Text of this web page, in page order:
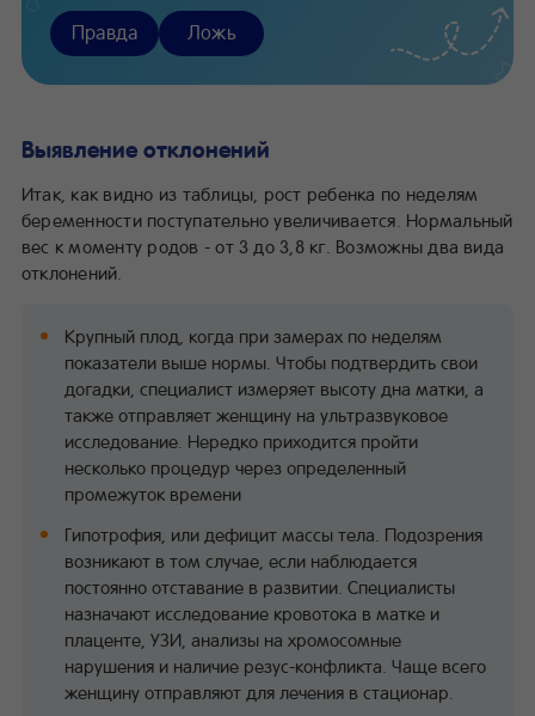
Правда Ложь
Выявление отклонений
Итак, как видно из таблицы, рост ребенка по неделям
беременности поступательно увеличивается. Нормальный
вес к моменту родов - от 3 до 3,8 кг. Возможны два вида
отклонений.
Крупный плод, когда при замерах по неделям
показатели выше нормы. Чтобы подтвердить свои
догадки, специалист измеряет высоту дна матки, а
также отправляет женщину на ультразвуковое
исследование. Нередко приходится пройти
несколько процедур через определенный
промежуток времени
Гипотрофия, или дефицит массы тела. Подозрения
возникают в том случае, если наблюдается
постоянно отставание в развитии. Специалисты
назначают исследование кровотока в матке и
плаценте, УЗИ, анализы на хромосомные
нарушения и наличие резус-конфликта. Чаще всего
женщину отправляют для лечения в стационар.